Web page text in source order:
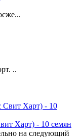
..
Харт) - 10 семян
на следующий